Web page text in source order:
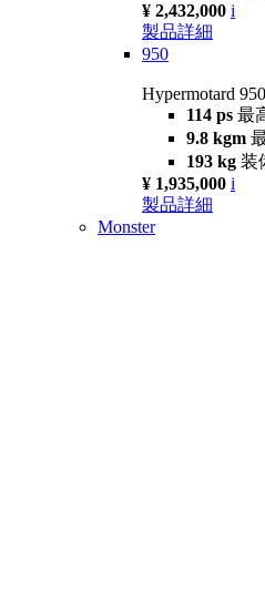
¥ 2,432,000 i
製品詳細
950
Hypermotard 950
114 ps 最
9.8 kgm
193 kg 装
¥ 1,935,000 i
製品詳細
Monster